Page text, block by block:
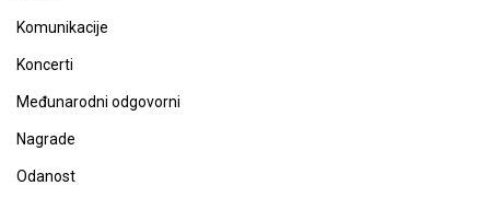
Komunikacije
Koncerti
Međunarodni odgovorni
Nagrade
Odanost